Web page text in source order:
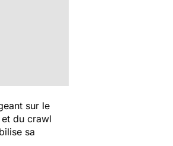
sur le
du crawl
sa